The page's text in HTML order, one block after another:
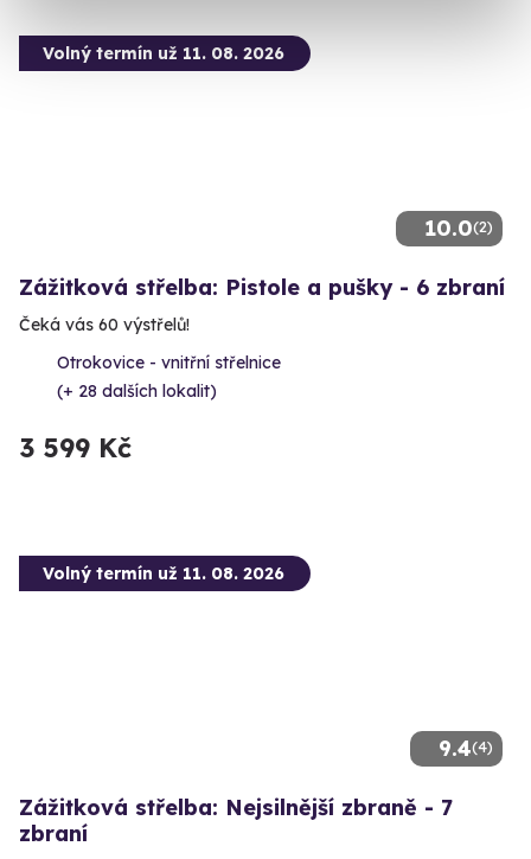
10.0(2)
Volný termín už 11. 08. 2026
Zážitková střelba: Pistole a pušky - 6 zbraní
Čeká vás 60 výstřelů!
Otrokovice - vnitřní střelnice
(+ 28 dalších lokalit)
3 599 Kč
9.4(4)
Volný termín už 11. 08. 2026
Zážitková střelba: Nejsilnější zbraně - 7
zbraní